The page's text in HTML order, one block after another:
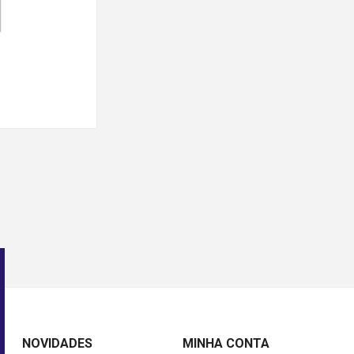
NOVIDADES MINHA CONTA